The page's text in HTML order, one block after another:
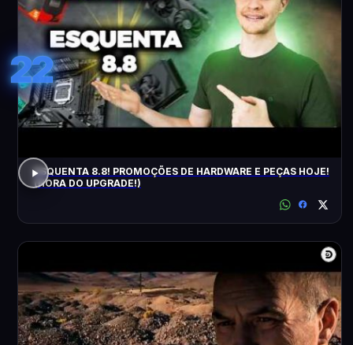
22
ESQUENTA 8.8! PROMOÇÕES DE HARDWARE E PEÇAS HOJE!
(HORA DO UPGRADE!)